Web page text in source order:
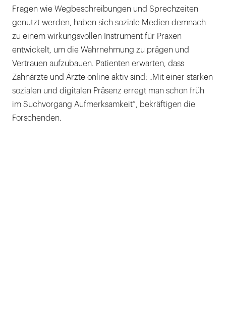
Fragen wie Wegbeschreibungen und Sprechzeiten
genutzt werden, haben sich soziale Medien demnach
zu einem wirkungsvollen Instrument für Praxen
entwickelt, um die Wahrnehmung zu prägen und
Vertrauen aufzubauen. Patienten erwarten, dass
Zahnärzte und Ärzte online aktiv sind: „Mit einer starken
sozialen und digitalen Präsenz erregt man schon früh
im Suchvorgang Aufmerksamkeit“, bekräftigen die
Forschenden.